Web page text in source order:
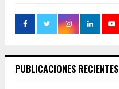
PUBLICACIONES RECIENTES